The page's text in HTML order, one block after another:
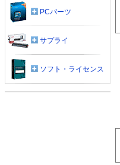
PCパーツ
サプライ
ソフト・ライセンス